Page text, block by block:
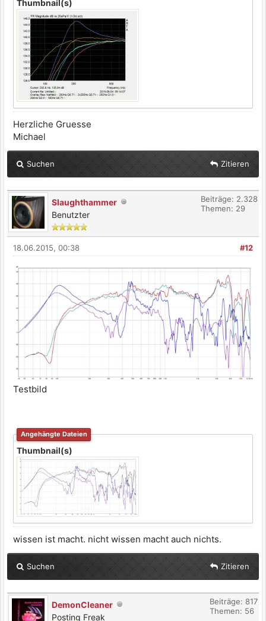
Thumbnail(s)
Herzliche Gruesse
Michael
Suchen Zitieren
Slaughthammer
Benutzter
Beiträge: 2.328
Themen: 29
#12
18.06.2015, 00:38
Testbild
Angehängte Dateien
Thumbnail(s)
wissen ist macht. nicht wissen macht auch nichts.
Suchen Zitieren
DemonCleaner
Posting Freak
Beiträge: 817
Themen: 56